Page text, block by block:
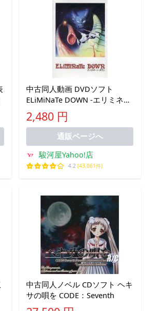
中古同人動画 DVDソフト
ELiMiNaTe DOWN -エリミネー
トダウン- / 柳都製作所
2,480 円
通販ページへ
駿河屋Yahoo!店
4.2 (43,061件)
中古同人ノベル CDソフト ヘキ
サの唄を CODE：Seventh